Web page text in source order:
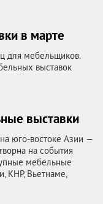
в марте
для мебельщиков.
выставок
выставки
юго-востоке Азии —
на события
мебельные
КНР, Вьетнаме,